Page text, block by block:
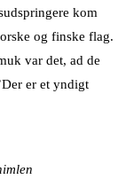
kom
og finske flag.
var det, ad de
er et yndigt